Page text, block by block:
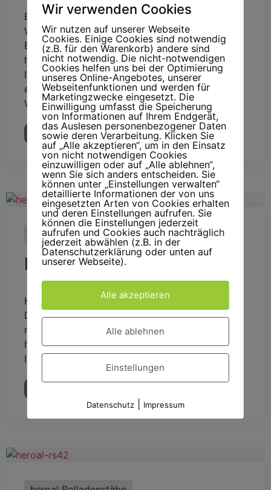
Edelstahl-Stäbe mit extremer
Widerstandsfähigkeit Der aus einer speziellen
Edelstahl-Legierung rollgeformte und mit einem
hochbelastbaren Zweikomponenten-
Integralwerkstoff ausgefüllte heroal RS 53 RC 3
erfüllt höchste Sicherheitsanforderungen:
Windlasten ...
mehr lesen →
heroal Rolladenstäbe
RS53 RC2
Hochstabil und sicher durch 14 mm Nenndicke
Die extrem biegefesten Standard Safe-Stäbe
mit einer Nenndicke von 14 mm und einem
hochbelastbaren Zweikomponenten-
Integralstoff sind für den ...
Wir verwenden Cookies
Wir nutzen auf unserer Webseite
Cookies. Einige Cookies sind notwendig
(z.B. für den Warenkorb) andere sind
nicht notwendig. Die nicht-notwendigen
Cookies helfen uns bei der Optimierung
unseres Online-Angebotes, unserer
Webseitenfunktionen und werden für
Marketingzwecke eingesetzt. Die
Einwilligung umfasst die Speicherung
von Informationen auf Ihrem Endgerät,
das Auslesen personenbezogener Daten
sowie deren Verarbeitung. Klicken Sie
auf „Alle akzeptieren“, um in den Einsatz
von nicht notwendigen Cookies
einzuwilligen oder auf „Alle ablehnen“,
wenn Sie sich anders entscheiden. Sie
können unter „Einstellungen verwalten“
detaillierte Informationen der von uns
eingesetzten Arten von Cookies erhalten
und deren Einstellungen aufrufen. Sie
können die Einstellungen jederzeit
aufrufen und Cookies auch nachträglich
jederzeit abwählen (z.B. in der
Datenschutzerklärung oder unten auf
unserer Webseite).
Alle akzeptieren
Alle ablehnen
Einstellungen
Datenschutz| Impressum